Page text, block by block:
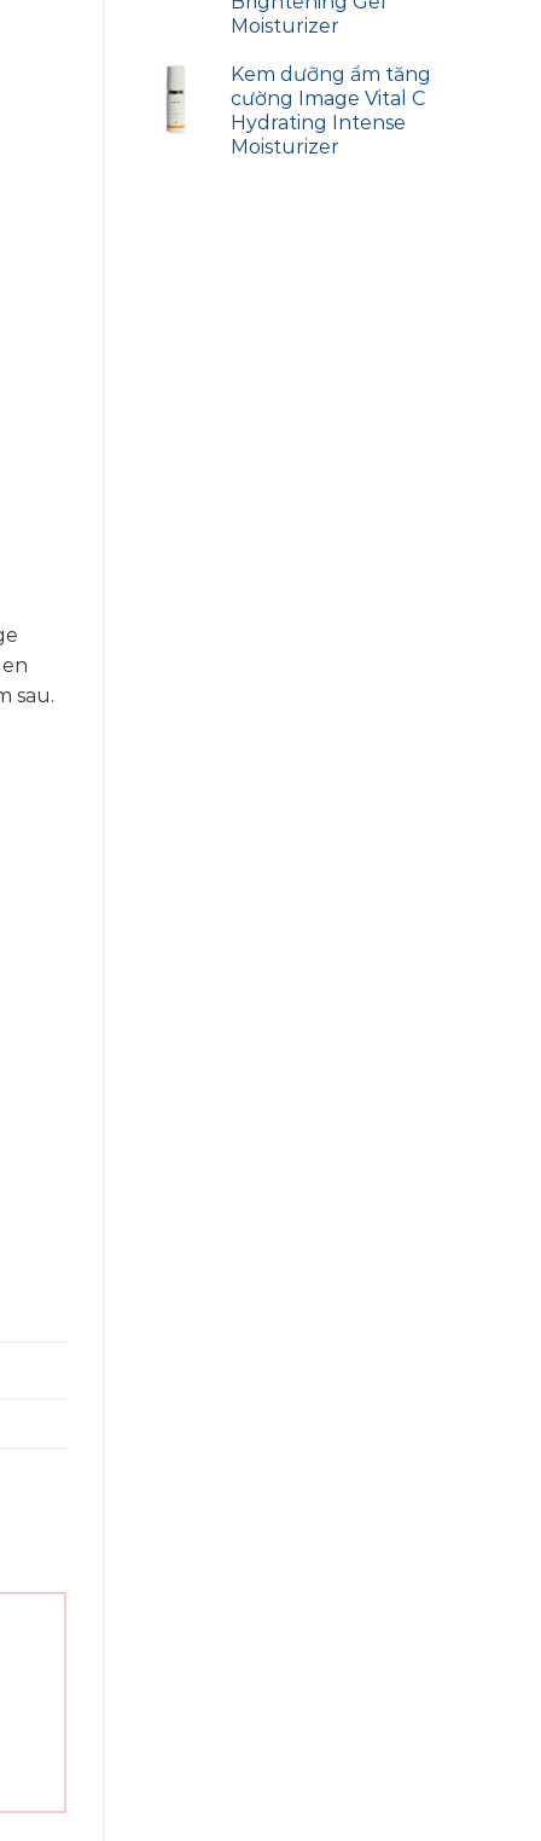
Moisturizer
Kem dưỡng ẩm tăng
cường Image Vital C
Hydrating Intense
Moisturizer
sau.